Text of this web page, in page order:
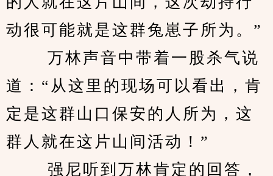
动很可能就是这群兔崽子所为。”
道：“从这里的现场可以看出，肯
定是这群山口保安的人所为，这
群人就在这片山间活动！”